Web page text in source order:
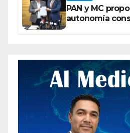
PAN y MC
autonomía